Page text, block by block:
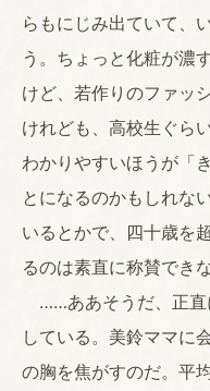
らもにじみ出ていて、
う。ちょっと化粧が濃
けど、若作りのファッ
けれども、高校生ぐら
わかりやすいほうが「
とになるのかもしれな
いるとかで、四十歳を
るのは素直に称賛でき
……ああそうだ、正直
している。美鈴ママに
の胸を焦がすのだ。平